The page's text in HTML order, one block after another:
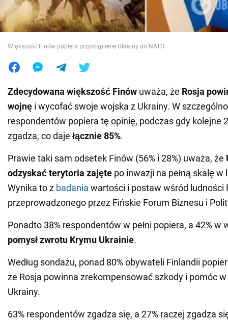
Świat
Jedzenie
Większość Finów popiera przystąpienie Ukrainy do NATO
Zdecydowana większość Finów uważa, że Rosja
wojnę i wycofać swoje wojska z Ukrainy. W
respondentów popiera tę opinię, podczas gdy kolejne
zgadza, co daje łącznie 85%.
Prawie taki sam odsetek Finów (56% i 28%) uważa, że
odzyskać terytoria zajęte po inwazji na pełną skalę
Wynika to z badania wartości i postaw wśród ludności
przeprowadzonego przez Fińskie Forum Biznesu i
Ponadto 38% respondentów w pełni popiera, a 42% w
pomysł zwrotu Krymu Ukrainie.
Według sondażu, ponad 80% obywateli Finlandii
że Rosja powinna zrekompensować szkody i pomóc
Ukrainy.
63% respondentów zgadza się, a 27% raczej zgadza